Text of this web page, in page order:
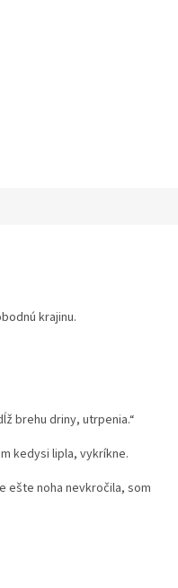
krajinu.
brehu driny, utrpenia.“
kedysi lipla, vykríkne.
ešte noha nevkročila, som